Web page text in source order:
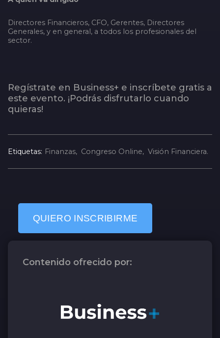
Directores Financieros, CFO, Gerentes, Directores
Generales, y en general, a todos los profesionales del
sector.
Regístrate en Business+ e inscríbete gratis a
este evento. ¡Podrás disfrutarlo cuando
quieras!
Etiquetas: Finanzas Congreso Online Visión Financiera
QUIERO INSCRIBIRME
Contenido ofrecido por: